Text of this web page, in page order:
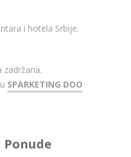
i hotela Srbije.
zadržana.
SPARKETING DOO
Ponude